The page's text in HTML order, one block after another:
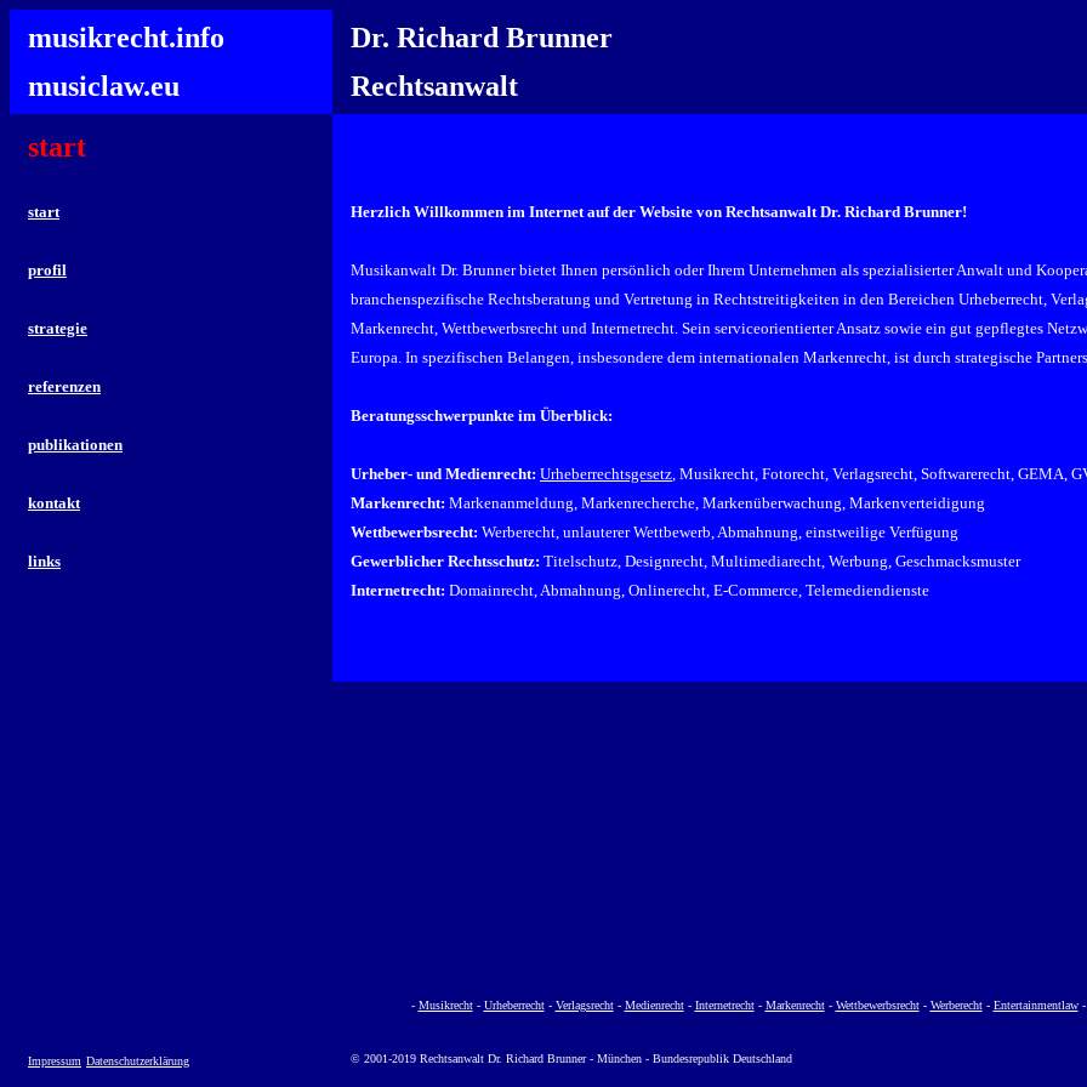
musikrecht.info
musiclaw.eu
Dr. Richard Brunner
Rechtsanwalt
start
start
profil
strategie
referenzen
publikationen
kontakt
links
Herzlich Willkommen im Internet auf der Website von Rechtsanwalt Dr. Richard Brunner!
Musikanwalt Dr. Brunner bietet Ihnen persönlich oder Ihrem Unternehmen als spezialisierter Anwalt und
branchenspezifische Rechtsberatung und Vertretung in Rechtstreitigkeiten in den Bereichen Urheberrecht,
Markenrecht, Wettbewerbsrecht und Internetrecht. Sein serviceorientierter Ansatz sowie ein gut gepflegtes
Europa. In spezifischen Belangen, insbesondere dem internationalen Markenrecht, ist durch strategische
Beratungsschwerpunkte im Überblick:
Urheber- und Medienrecht: Urheberrechtsgesetz, Musikrecht, Fotorecht, Verlagsrecht, Softwarerecht, GEMA,
Markenrecht: Markenanmeldung, Markenrecherche, Markenüberwachung, Markenverteidigung
Wettbewerbsrecht: Werberecht, unlauterer Wettbewerb, Abmahnung, einstweilige Verfügung
Gewerblicher Rechtsschutz: Titelschutz, Designrecht, Multimediarecht, Werbung, Geschmacksmuster
Internetrecht: Domainrecht, Abmahnung, Onlinerecht, E-Commerce, Telemediendienste
- Musikrecht- Urheberrecht- Verlagsrecht- Medienrecht- Internetrecht- Markenrecht- Wettbewerbsrecht- Werberecht- Entertainmentlaw-
Impressum Datenschutzerklärung © 2001-2019 Rechtsanwalt Dr. Richard Brunner - München - Bundesrepublik Deutschland